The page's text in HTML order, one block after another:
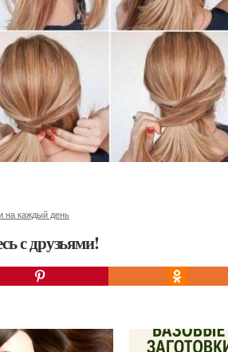
на каждый день
с друзьями!